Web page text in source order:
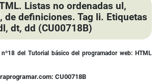
Listas no ordenadas ul,
de definiciones. Tag li. Etiquetas
dt, dd (CU00718B)
nº18 del Tutorial básico del programador web: HTML
CU00718B